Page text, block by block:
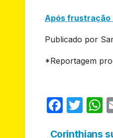
Após frustração
Publicado por
*Reportagem
F
T
Corinthians